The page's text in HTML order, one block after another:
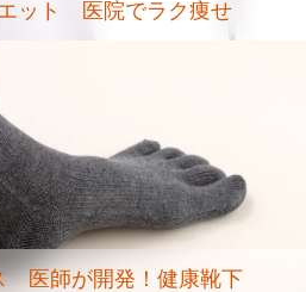
ット 医院でラク痩せ
医師が開発！健康靴下